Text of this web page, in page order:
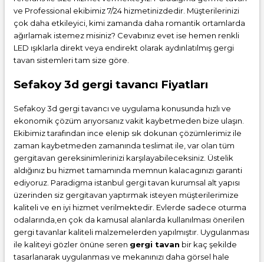
ve Professional ekibimiz 7/24 hizmetinizdedir. Müşterilerinizi
çok daha etkileyici, kimi zamanda daha romantik ortamlarda
ağırlamak istemez misiniz? Cevabınız evet ise hemen renkli
LED ışıklarla direkt veya endirekt olarak aydınlatılmış gergi
tavan sistemleri tam size göre.
Sefakoy 3d gergi tavancı Fiyatları
Sefakoy 3d gergi tavancı ve uygulama konusunda hızlı ve
ekonomik çözüm arıyorsanız vakit kaybetmeden bize ulaşın.
Ekibimiz tarafından ince elenip sık dokunan çözümlerimiz ile
zaman kaybetmeden zamanında teslimat ile, var olan tüm
gergitavan gereksinimlerinizi karşılayabileceksiniz. Üstelik
aldığınız bu hizmet tamamında memnun kalacagınızı garanti
ediyoruz. Paradigma istanbul gergi tavan kurumsal alt yapısı
üzerinden siz gergitavan yaptırmak isteyen müşterilerimize
kaliteli ve en iyi hizmet verilmektedir. Evlerde sadece oturma
odalarında,en çok da kamusal alanlarda kullanılması önerilen
gergi tavanlar kaliteli malzemelerden yapılmıştır. Uygulanması
ile kaliteyi gözler önüne seren gergi tavan bir kaç şekilde
tasarlanarak uygulanması ve mekanınızı daha görsel hale